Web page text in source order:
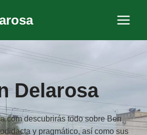
Delarosa
descubrirás todo sobre Ben
y pragmático, así como sus